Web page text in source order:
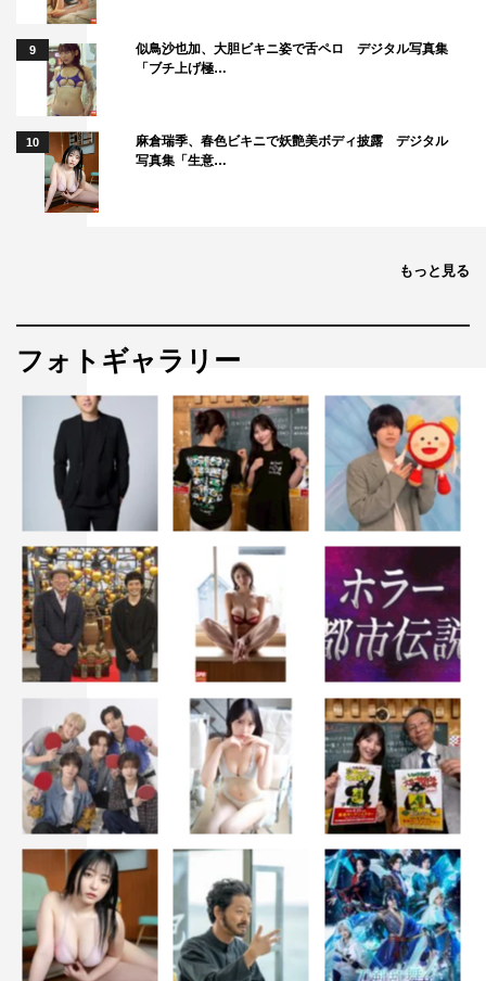
9
似鳥沙也加、大胆ビキニ姿で舌ペロ デジタル写真集
「ブチ上げ極…
10
麻倉瑞季、春色ビキニで妖艶美ボディ披露 デジタル
写真集「生意…
もっと見る
フォトギャラリー